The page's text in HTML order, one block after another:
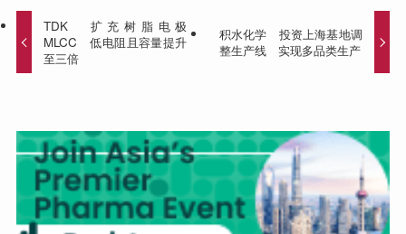
TDK 扩充树脂电极
MLCC 低电阻且容量提升
至三倍
积水化学 投资上海基地调
整生产线 实现多品类生产